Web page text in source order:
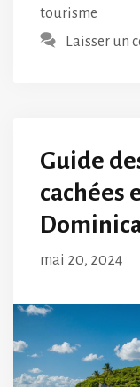
tourisme
Laisser un
Guide
cachées
mai 20, 2024